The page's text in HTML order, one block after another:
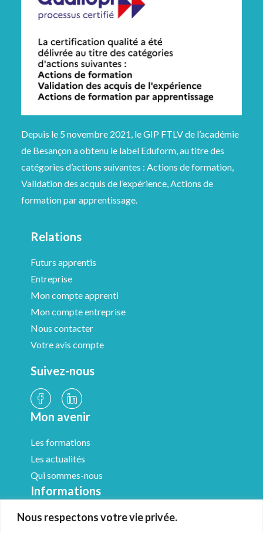
Nous respectons votre vie privée.
Depuis le 5 novembre 2021, le GIP FTLV de l’académie
de Besançon a obtenu le label Eduform, au titre des
catégories d’actions suivantes : Actions de formation,
Validation des acquis de l’expérience, Actions de
formation par apprentissage.
Relations
Futurs apprentis
Entreprise
Mon compte apprenti
Mon compte entreprise
Nous contacter
Votre avis compte
Suivez-nous
Mon avenir
Les formations
Les actualités
Qui sommes-nous
Informations
Médiathèque